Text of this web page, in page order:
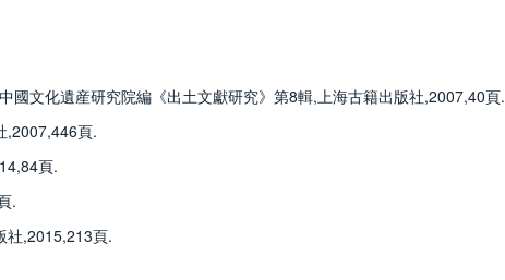
國文化遺産研究院編《出土文獻研究》第8輯,上海古籍出版社,2007,40頁.
,2007,446頁.
頁.
.
社,2015,213頁.